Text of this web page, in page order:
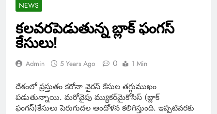
NEWS
కలవరపెడుతున్న బ్లాక్ ఫంగస్
కేసులు!
Admin 5 Years Ago 0 1 Min
దేశంలో ప్రస్తుతం కరోనా వైరస్‌ కేసుల తగ్గుముఖం
పడుతున్నాయి. మరోవైపు మ్యుకర్‌మైకోసిస్‌ (బ్లాక్‌
ఫంగస్‌)కేసులు పెరుగుదల ఆందోళన కలిగిస్తుంది. ఇప్పటివరకు